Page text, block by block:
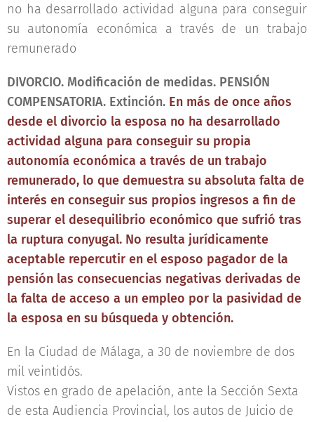
no ha desarrollado actividad alguna para conseguir
su autonomía económica a través de un trabajo
remunerado
DIVORCIO. Modificación de medidas. PENSIÓN
COMPENSATORIA. Extinción. En más de once años
desde el divorcio la esposa no ha desarrollado
actividad alguna para conseguir su propia
autonomía económica a través de un trabajo
remunerado, lo que demuestra su absoluta falta de
interés en conseguir sus propios ingresos a fin de
superar el desequilibrio económico que sufrió tras
la ruptura conyugal. No resulta jurídicamente
aceptable repercutir en el esposo pagador de la
pensión las consecuencias negativas derivadas de
la falta de acceso a un empleo por la pasividad de
la esposa en su búsqueda y obtención.
En la Ciudad de Málaga, a 30 de noviembre de dos
mil veintidós.
Vistos en grado de apelación, ante la Sección Sexta
de esta Audiencia Provincial, los autos de Juicio de